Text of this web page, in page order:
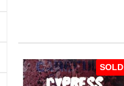
SOLD